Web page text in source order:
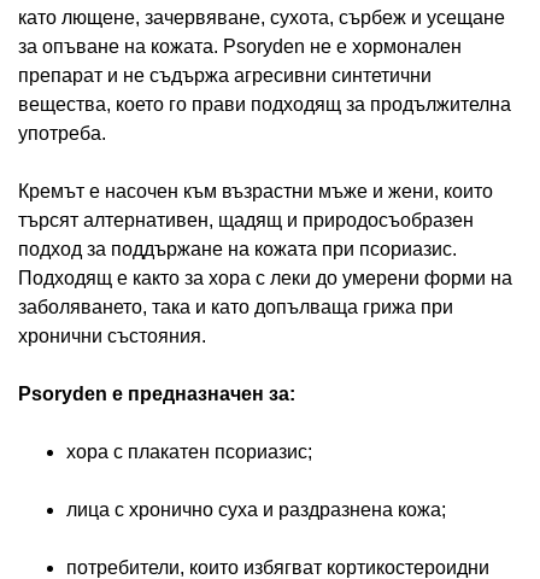
като лющене, зачервяване, сухота, сърбеж и усещане
за опъване на кожата. Psoryden не е хормонален
препарат и не съдържа агресивни синтетични
вещества, което го прави подходящ за продължителна
употреба.
Кремът е насочен към възрастни мъже и жени, които
търсят алтернативен, щадящ и природосъобразен
подход за поддържане на кожата при псориазис.
Подходящ е както за хора с леки до умерени форми на
заболяването, така и като допълваща грижа при
хронични състояния.
Psoryden е предназначен за:
хора с плакатен псориазис;
лица с хронично суха и раздразнена кожа;
потребители, които избягват кортикостероидни